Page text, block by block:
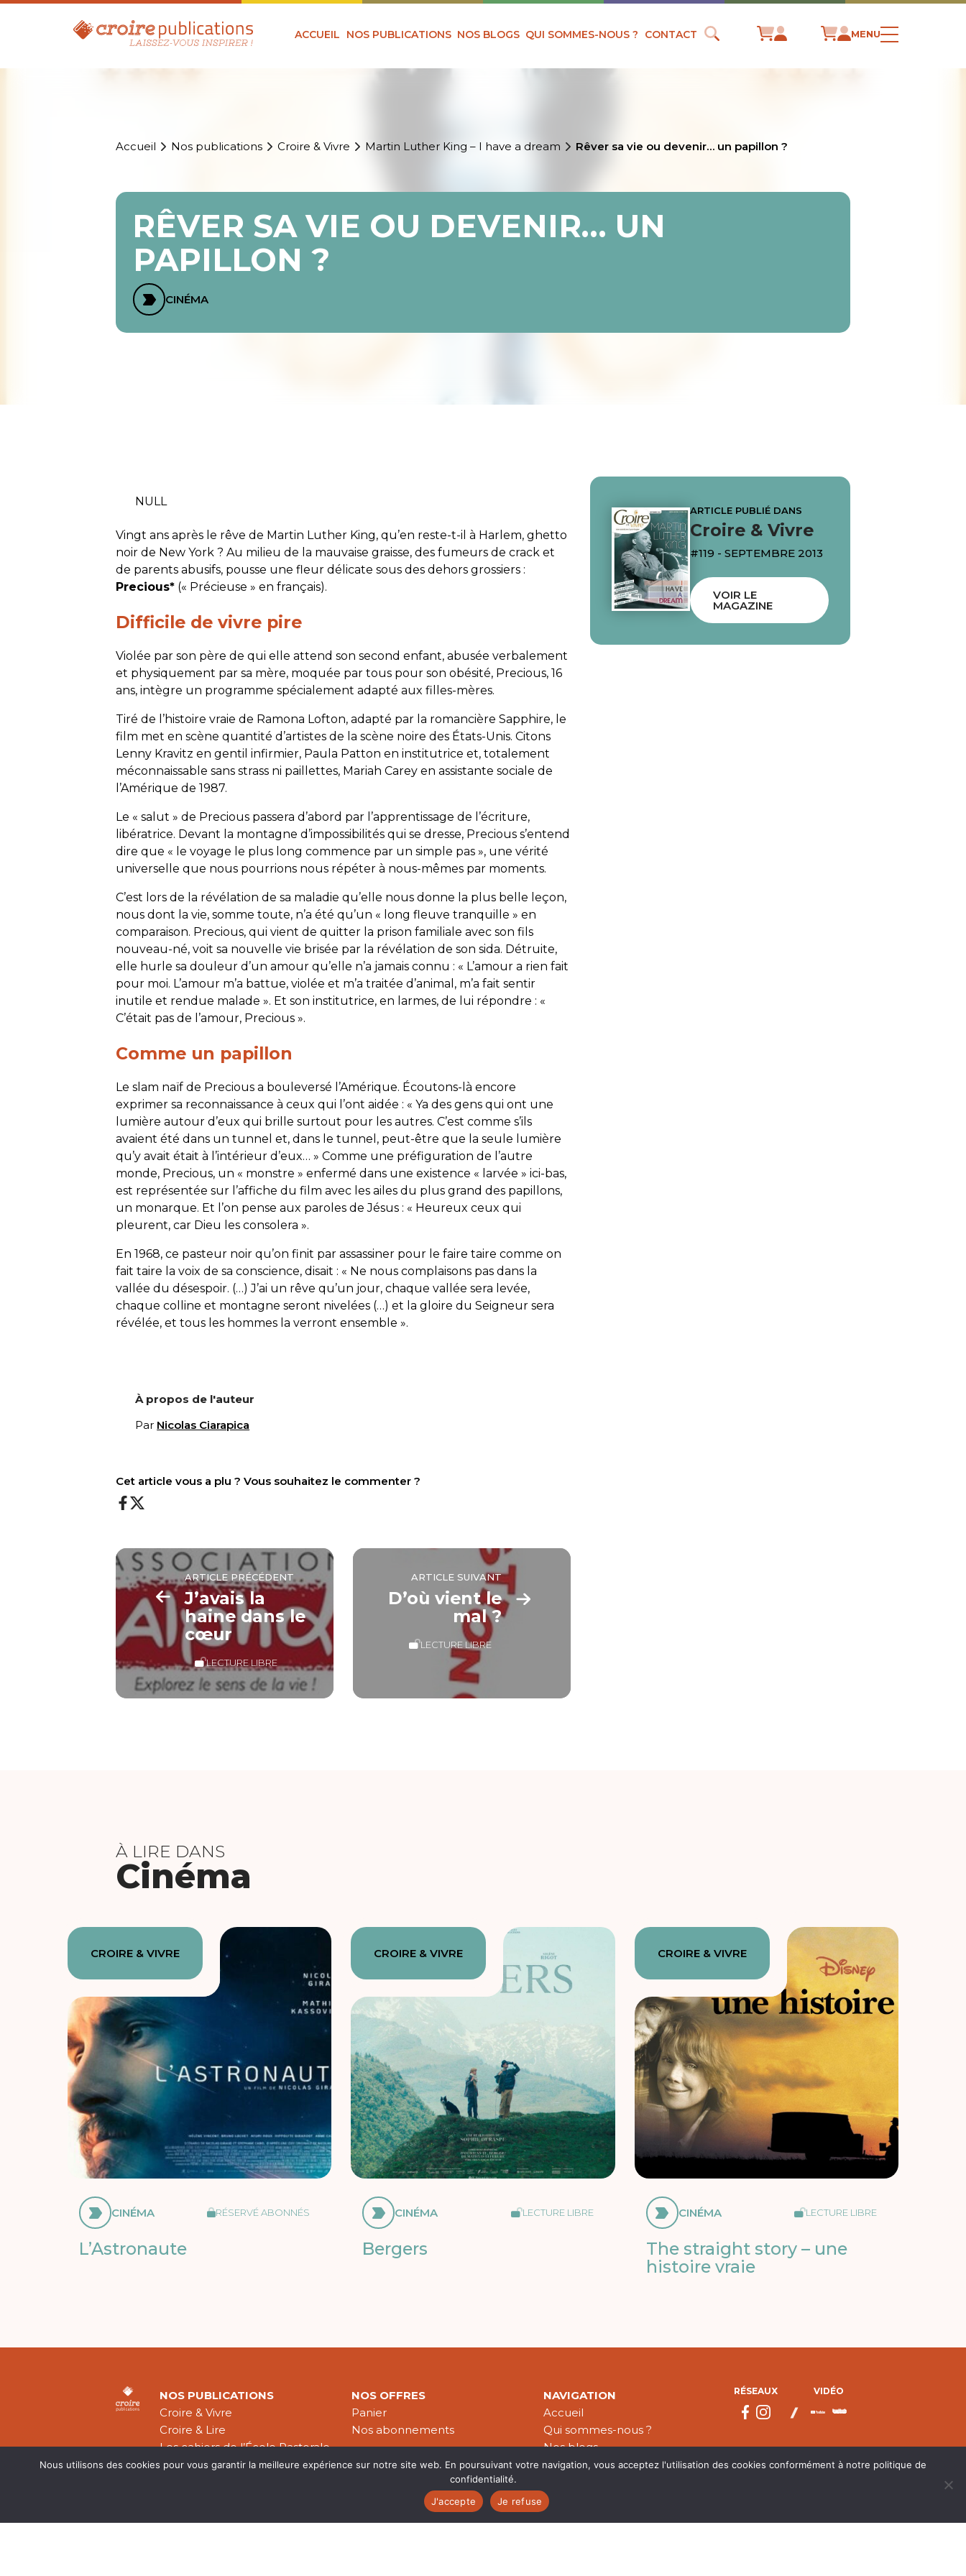
ACCUEIL NOS PUBLICATIONS NOS BLOGS QUI SOMMES-NOUS ? CONTACT MENU
Accueil Nos publications Croire & Vivre Martin Luther King – I have a dream Rêver sa vie ou devenir… un papillon ?
RÊVER SA VIE OU DEVENIR… UN
PAPILLON ?
CINÉMA
NULL
Vingt ans après le rêve de Martin Luther King, qu’en reste-t-il à Harlem, ghetto
noir de New York ? Au milieu de la mauvaise graisse, des fumeurs decrack et
de parents abusifs, pousse une fleur délicate sous des dehors grossiers :
Precious* (« Précieuse » en français).
Difficile de vivre pire
Violée par son père de qui elle attend son second enfant, abusée verbalement
et physiquement par sa mère, moquée par tous pour son obésité, Precious, 16
ans, intègre un programme spécialement adapté aux filles-mères.
Tiré de l’histoire vraie de Ramona Lofton, adapté par la romancière Sapphire, le
film met en scène quantité d’artistes de la scène noire des États-Unis. Citons
Lenny Kravitz en gentil infirmier, Paula Patton en institutrice et, totalement
méconnaissable sans strass ni paillettes, Mariah Carey en assistante sociale de
l’Amérique de 1987.
Le « salut » de Precious passera d’abord par l’apprentissage de l’écriture,
libératrice. Devant la montagne d’impossibilités qui se dresse, Precious s’entend
dire que « le voyage le plus long commence par un simple pas », une vérité
universelle que nous pourrions nous répéter à nous-mêmes par moments.
C’est lors de la révélation de sa maladie qu’elle nous donne la plus belle leçon,
nous dont la vie, somme toute, n’a été qu’un « long fleuve tranquille » en
comparaison. Precious, qui vient de quitter la prison familiale avec son fils
nouveau-né, voit sa nouvelle vie brisée par la révélation de son sida. Détruite,
elle hurle sa douleur d’un amour qu’elle n’a jamais connu : « L’amour a rien fait
pour moi. L’amour m’a battue, violée et m’a traitée d’animal, m’a fait sentir
inutile et rendue malade ». Et son institutrice, en larmes, de lui répondre : «
C’était pas de l’amour, Precious ».
Comme un papillon
Leslam naïf de Precious a bouleversé l’Amérique. Écoutons-là encore
exprimer sa reconnaissance à ceux qui l’ont aidée : « Ya des gens qui ont une
lumière autour d’eux qui brille surtout pour les autres. C’est comme s’ils
avaient été dans un tunnel et, dans le tunnel, peut-être que la seule lumière
qu’y avait était à l’intérieur d’eux… » Comme une préfiguration de l’autre
monde, Precious, un « monstre » enfermé dans une existence « larvée » ici-bas,
est représentée sur l’affiche du film avec les ailes du plus grand des papillons,
un monarque. Et l’on pense aux paroles de Jésus : « Heureux ceux qui
pleurent, car Dieu les consolera ».
En 1968, ce pasteur noir qu’on finit par assassiner pour le faire taire comme on
fait taire la voix de sa conscience, disait : « Ne nous complaisons pas dans la
vallée du désespoir. (…) J’ai un rêve qu’un jour, chaque vallée sera levée,
chaque colline et montagne seront nivelées (…) et la gloire du Seigneur sera
révélée, et tous les hommes la verront ensemble ».
À propos de l'auteur
Par Nicolas Ciarapica
Cet article vous a plu ? Vous souhaitez le commenter ?
ARTICLE PRÉCÉDENT
J’avais la
haine dans le
cœur
LECTURE LIBRE
ARTICLE SUIVANT
D’où vient le
mal ?
LECTURE LIBRE
ARTICLE PUBLIÉ DANS
Croire & Vivre
#119 - SEPTEMBRE 2013
VOIR LE
MAGAZINE
À LIRE DANS
Cinéma
CROIRE & VIVRE
CINÉMA RÉSERVÉ ABONNÉS
L’Astronaute
CROIRE & VIVRE
CINÉMA LECTURE LIBRE
Bergers
CROIRE & VIVRE
CINÉMA LECTURE LIBRE
The straight story – une
histoire vraie
NOS PUBLICATIONS
Croire & Vivre
Croire & Lire
Les cahiers de l’École Pastorale
Théologie Évangélique
NOS OFFRES
Panier
Nos abonnements
NAVIGATION
Accueil
Qui sommes-nous ?
Nos blogs
Nos publications
RÉSEAUX VIDÉO
Nous utilisons des cookies pour vous garantir la meilleure expérience sur notre site web. En poursuivant votre navigation, vous acceptez l'utilisation des cookies conformément à notre politique de
confidentialité.
J'accepte
Je refuse